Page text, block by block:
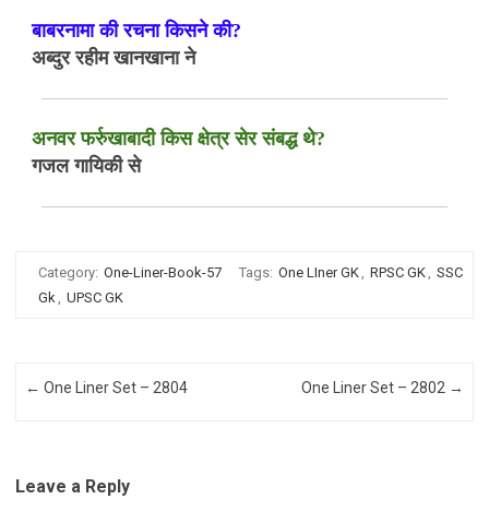
बाबरनामा की रचना किसने की?
अब्दुर रहीम खानखाना ने
अनवर फर्रुखाबादी किस क्षेत्र सेर संबद्ध थे?
गजल गायिकी से
Category: One-Liner-Book-57 Tags: One LIner GK, RPSC GK, SSC
Gk, UPSC GK
Post navigation
← One Liner Set – 2804 One Liner Set – 2802 →
Leave a Reply